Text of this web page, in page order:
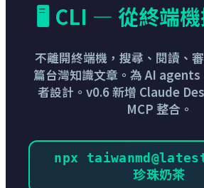
🖥️ CLI — 從終端
不離開終端機，搜尋、閱讀、
篇台灣知識文章。為 AI
者設計。v0.6 新增 Claude
MCP 整合。
npx
珍珠奶茶